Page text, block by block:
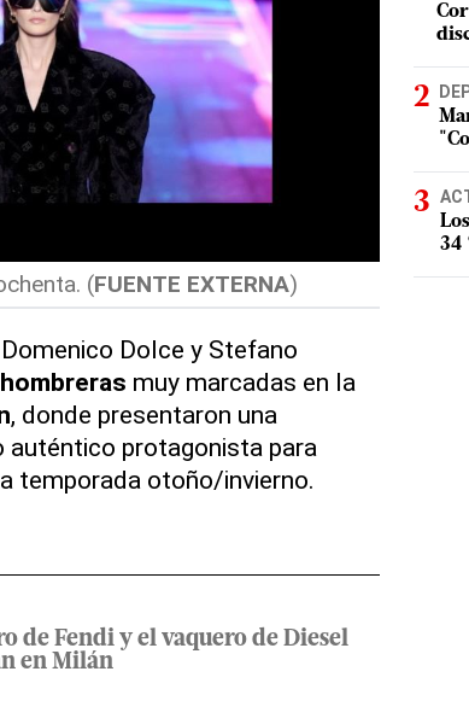
(FUENTE EXTERNA)
Dolce y Stefano
hombreras muy marcadas en la
, donde presentaron una
protagonista para
temporada otoño/invierno.
de Fendi y el vaquero de Diesel
en Milán
34